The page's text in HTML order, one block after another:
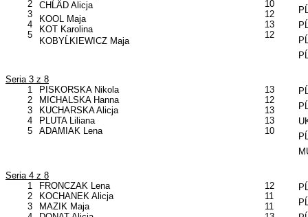
2
3
4
5
CHĹÄD Alicja
KOOL Maja
KOT Karolina
KOBYĹKIEWICZ Maja
10
12
13
12
Seria 3 z 8
1
2
3
4
5
PISKORSKA Nikola
MICHALSKA Hanna
KUCHARSKA Alicja
PLUTA Liliana
ADAMIAK Lena
13
12
13
13
10
Seria 4 z 8
1
2
3
FRONCZAK Lena
KOCHANEK Alicja
MAZIK Maja
12
11
11